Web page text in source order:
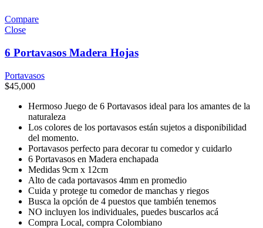
Compare
Close
6 Portavasos Madera Hojas
Portavasos
$45,000
Hermoso Juego de 6 Portavasos ideal para los amantes de la
naturaleza
Los colores de los portavasos están sujetos a disponibilidad
del momento.
Portavasos perfecto para decorar tu comedor y cuidarlo
6 Portavasos en Madera enchapada
Medidas 9cm x 12cm
Alto de cada portavasos 4mm en promedio
Cuida y protege tu comedor de manchas y riegos
Busca la opción de 4 puestos que también tenemos
NO incluyen los individuales, puedes buscarlos acá
Compra Local, compra Colombiano